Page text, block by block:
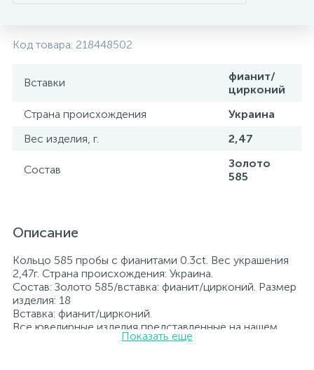
Код товара: 218448502
Вставки
фианит/
цирконий
Страна происхождения
Украина
Вес изделия, г.
2,47
Состав
Золото
585
Описание
Кольцо 585 пробы с фианитами 0.3ct. Вес украшения
2,47г. Страна происхождения: Украина.
Состав: Золото 585/вставка: фианит/цирконий. Размер
изделия: 18
Вставка: фианит/цирконий.
Все ювелирные изделия представленные на нашем
сайте прошли внутренний контроль качества, а также
Показать еще